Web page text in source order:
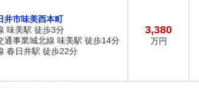
井市味美西本町
味美駅 徒歩3分
通事業城北線 味美駅 徒歩14分
春日井駅 徒歩22分
3,380
万円